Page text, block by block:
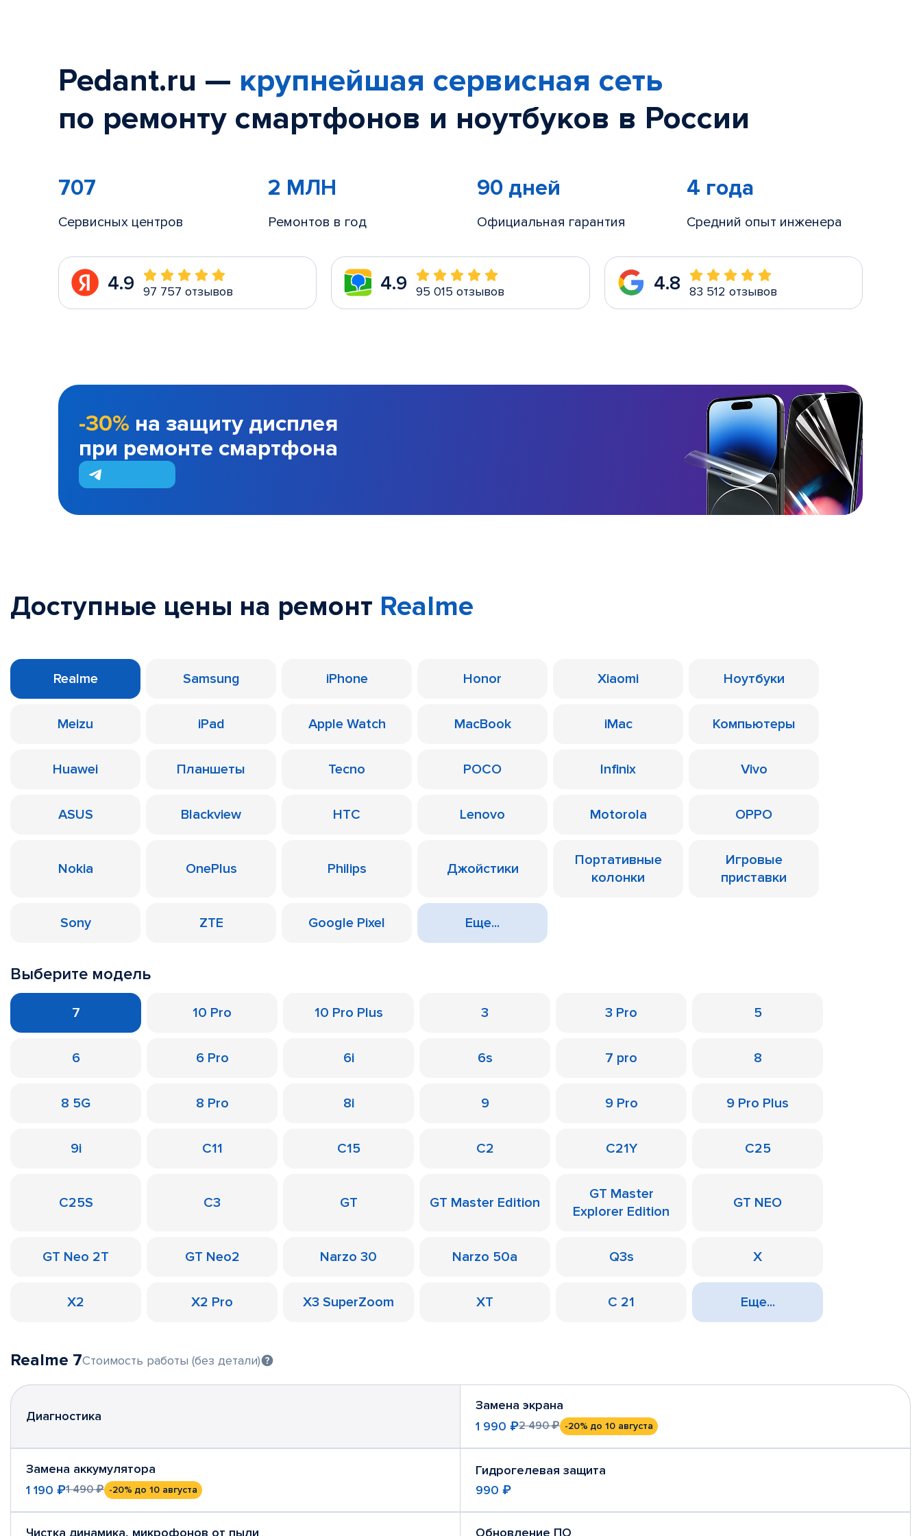
Pedant.ru — крупнейшая сервисная сеть
по ремонту смартфонов и ноутбуков в России
707
Сервисных центров
2 МЛН
Ремонтов в год
90 дней
Официальная гарантия
4 года
Средний опыт инженера
4.9 97 757 отзывов 4.9 95 015 отзывов 4.8 83 512 отзывов
-30% на защиту дисплея
при ремонте смартфона
Доступные цены на ремонт Realme
Realme Samsung iPhone Honor Xiaomi Ноутбуки
Meizu iPad Apple Watch MacBook iMac Компьютеры
Huawei Планшеты Tecno POCO Infinix Vivo
ASUS Blackview HTC Lenovo Motorola OPPO
Nokia OnePlus Philips Джойстики
Портативные
колонки
Игровые
приставки
Sony ZTE Google Pixel Еще...
Выберите модель
7 10 Pro 10 Pro Plus 3 3 Pro 5
6 6 Pro 6i 6s 7 pro 8
8 5G 8 Pro 8i 9 9 Pro 9 Pro Plus
9i C11 C15 C2 C21Y C25
C25S C3 GT GT Master Edition
GT Master
Explorer Edition
GT NEO
GT Neo 2T GT Neo2 Narzo 30 Narzo 50a Q3s X
X2 X2 Pro X3 SuperZoom XT С 21 Еще...
Realme 7Стоимость работы (без детали)
Диагностика
Замена экрана
1 990 ₽2 490 ₽ -20% до 10 августа
Замена аккумулятора
1 190 ₽1 490 ₽ -20% до 10 августа
Гидрогелевая защита
990 ₽
Чистка динамика, микрофонов от пыли
Обновление ПО